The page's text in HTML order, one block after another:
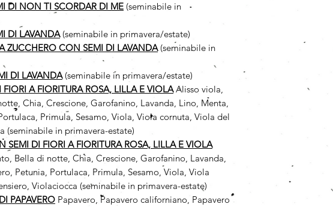
DI NON TI SCORDAR DI ME (seminabile in
DI LAVANDA(seminabile in primavera/estate)
ZUCCHERO CON SEMI DI LAVANDA(seminabile in
DI LAVANDA(seminabile in primavera/estate)
A FIORITURA ROSA, LILLA E VIOLAAlisso viola,
Chia, Crescione, Garofanino, Lavanda, Lino, Menta,
Primula, Sesamo, Viola, Viola cornuta, Viola del
(seminabile in primavera-estate)
SEMI DI FIORI A FIORITURA ROSA, LILLA E VIOLA
Bella di notte, Chia, Crescione, Garofanino, Lavanda,
Petunia, Portulaca, Primula, Sesamo, Viola, Viola
Violaciocca (seminabile in primavera-estate)
PAPAVERO Papavero, Papavero californiano, Papavero